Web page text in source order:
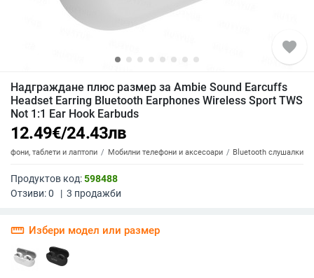
favorite
Надграждане плюс размер за Ambie Sound Earcuffs
Headset Earring Bluetooth Earphones Wireless Sport TWS
Not 1:1 Ear Hook Earbuds
12.49€/24.43лв
таблети и лаптопи Мобилни телефони и аксесоари Bluetooth слушалки
Продуктов код:598488
Отзиви:0 | 3 продажби
straighten Избери модел или размер